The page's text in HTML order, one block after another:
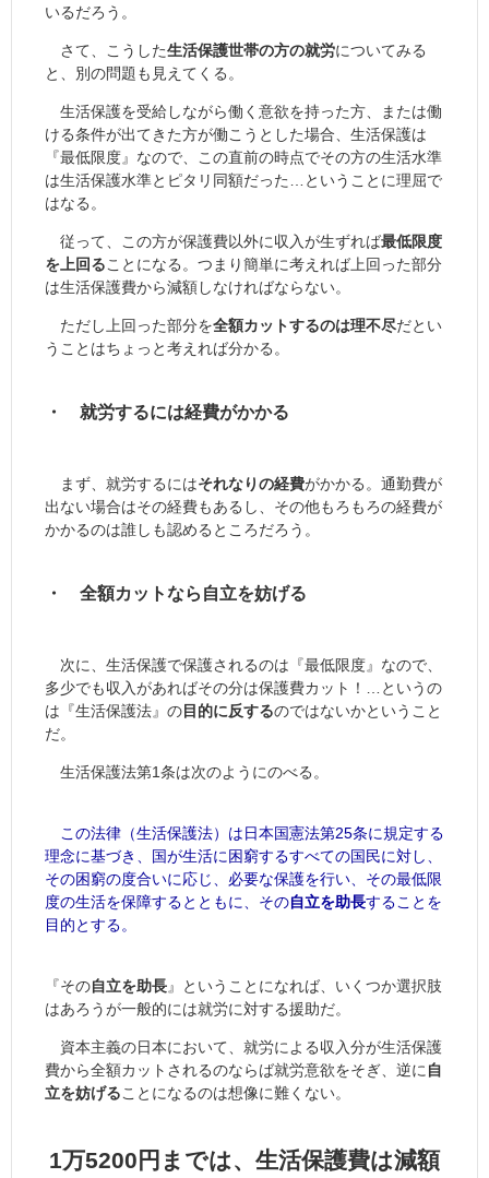
いるだろう。
さて、こうした生活保護世帯の方の就労についてみる
と、別の問題も見えてくる。
生活保護を受給しながら働く意欲を持った方、または働
ける条件が出てきた方が働こうとした場合、生活保護は
『最低限度』なので、この直前の時点でその方の生活水準
は生活保護水準とピタリ同額だった…ということに理屈で
はなる。
従って、この方が保護費以外に収入が生ずれば最低限度
を上回ることになる。つまり簡単に考えれば上回った部分
は生活保護費から減額しなければならない。
ただし上回った部分を全額カットするのは理不尽だとい
うことはちょっと考えれば分かる。
・ 就労するには経費がかかる
まず、就労するにはそれなりの経費がかかる。通勤費が
出ない場合はその経費もあるし、その他もろもろの経費が
かかるのは誰しも認めるところだろう。
・ 全額カットなら自立を妨げる
次に、生活保護で保護されるのは『最低限度』なので、
多少でも収入があればその分は保護費カット！…というの
は『生活保護法』の目的に反するのではないかということ
だ。
生活保護法第1条は次のようにのべる。
この法律（生活保護法）は日本国憲法第25条に規定する
理念に基づき、国が生活に困窮するすべての国民に対し、
その困窮の度合いに応じ、必要な保護を行い、その最低限
度の生活を保障するとともに、その自立を助長することを
目的とする。
『その自立を助長』ということになれば、いくつか選択肢
はあろうが一般的には就労に対する援助だ。
資本主義の日本において、就労による収入分が生活保護
費から全額カットされるのならば就労意欲をそぎ、逆に自
立を妨げることになるのは想像に難くない。
1万5200円までは、生活保護費は減額